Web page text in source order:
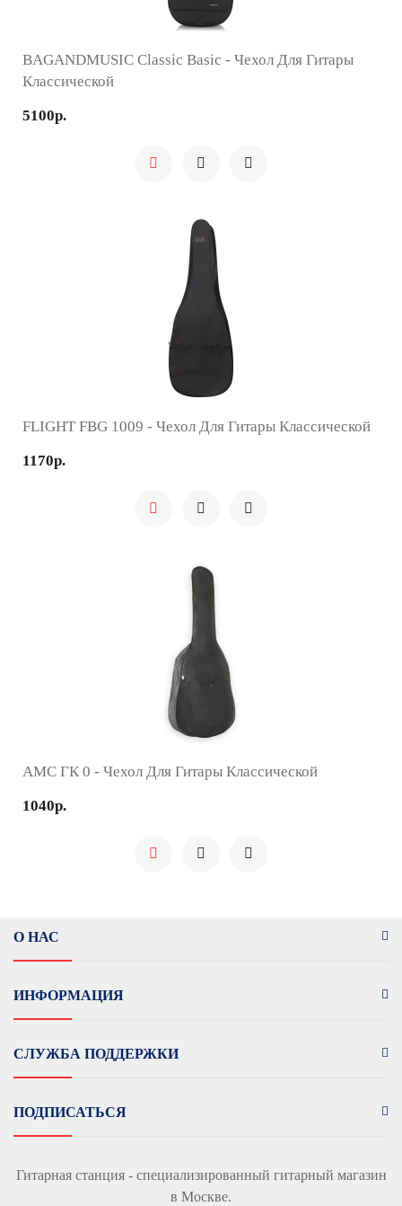
BAGANDMUSIC Classic Basic - Чехол Для Гитары
Классической
5100р.
FLIGHT FBG 1009 - Чехол Для Гитары Классической
1170р.
AMC ГК 0 - Чехол Для Гитары Классической
1040р.
О НАС
ИНФОРМАЦИЯ
СЛУЖБА ПОДДЕРЖКИ
ПОДПИСАТЬСЯ
Гитарная станция - специализированный гитарный магазин
в Москве.